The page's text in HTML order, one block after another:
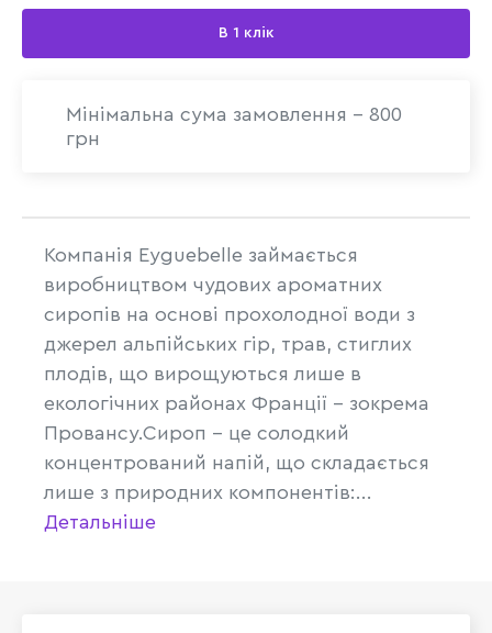
В 1 клік
Мінімальна сума замовлення - 800
грн
Компанія Eyguebelle займається
виробництвом чудових ароматних
сиропів на основі прохолодної води з
джерел альпійських гір, трав, стиглих
плодів, що вирощуються лише в
екологічних районах Франції – зокрема
Провансу.Сироп – це солодкий
концентрований напій, що складається
лише з природних компонентів:...
Детальніше